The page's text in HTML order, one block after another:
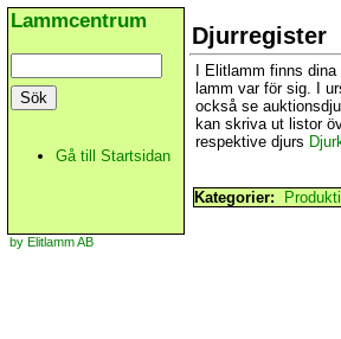
Lammcentrum
Gå till Startsidan
by Elitlamm AB
Djurregister
I Elitlamm finns
lamm var för sig. I
också se
kan skriva ut listor
respektive djurs
Kategorier: